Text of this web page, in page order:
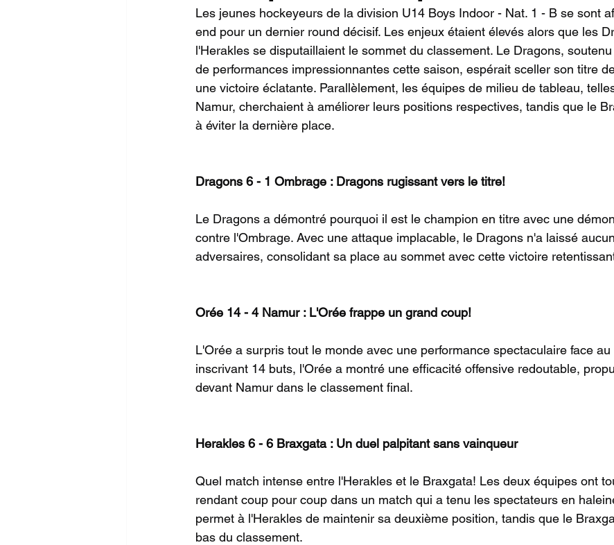
Les jeunes hockeyeurs de la division U14 Boys Indoor - Nat. 1 - B se sont
end pour un dernier round décisif. Les enjeux étaient élevés alors que les
l'Herakles se disputaillaient le sommet du classement. Le Dragons,
de performances impressionnantes cette saison, espérait sceller son titre
une victoire éclatante. Parallèlement, les équipes de milieu de tableau,
Namur, cherchaient à améliorer leurs positions respectives, tandis que le
à éviter la dernière place.
Dragons 6 - 1 Ombrage : Dragons rugissant vers le titre!
Le Dragons a démontré pourquoi il est le champion en titre avec une
contre l'Ombrage. Avec une attaque implacable, le Dragons n'a laissé
adversaires, consolidant sa place au sommet avec cette victoire
Orée 14 - 4 Namur : L'Orée frappe un grand coup!
L'Orée a surpris tout le monde avec une performance spectaculaire face au
inscrivant 14 buts, l'Orée a montré une efficacité offensive redoutable,
devant Namur dans le classement final.
Herakles 6 - 6 Braxgata : Un duel palpitant sans vainqueur
Quel match intense entre l'Herakles et le Braxgata! Les deux équipes ont
rendant coup pour coup dans un match qui a tenu les spectateurs en
permet à l'Herakles de maintenir sa deuxième position, tandis que le
bas du classement.